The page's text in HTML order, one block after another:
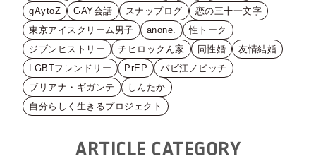
gAytoZ
GAY会話 スナップログ
恋の三十一文字
東京アイスクリーム男子
anone.
性トーク
ジブンヒストリー
チヒロックん家 同性婚
友情結婚
LGBTフレンドリー
PrEP
バビ江ノビッチ
ブリアナ・ギガンテ
しんたか
自分らしく生きるプロジェクト
ARTICLE CATEGORY